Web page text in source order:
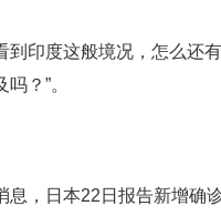
到印度这般境况，怎么还
？”。
息，日本22日报告新增确